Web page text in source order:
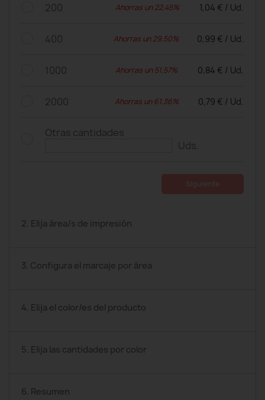
200 Ahorras un 22,45% 1,04 € / Ud.
400 Ahorras un 29,50% 0,99 € / Ud.
1000 Ahorras un 51,57% 0,84 € / Ud.
2000 Ahorras un 61,36% 0,79 € / Ud.
Otras cantidades
Uds.
2. Elija área/s de impresión
3. Configura el marcaje por área
4. Elija el color/es del producto
5. Elija las cantidades por color
6. Resumen